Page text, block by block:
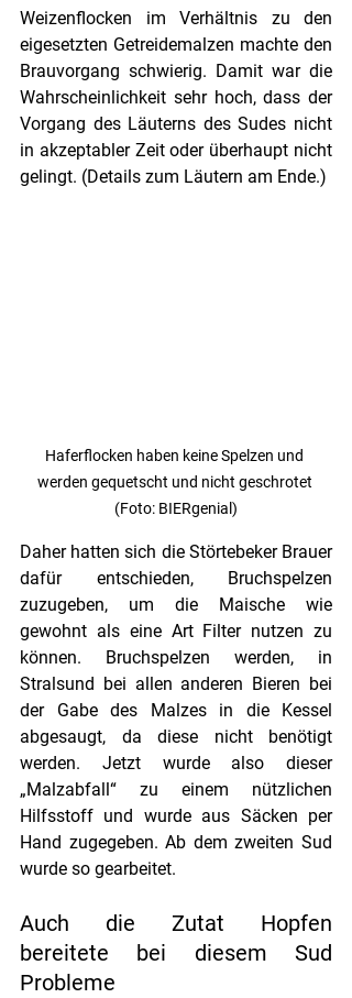
Weizenflocken im Verhältnis zu den
eigesetzten Getreidemalzen machte den
Brauvorgang schwierig. Damit war die
Wahrscheinlichkeit sehr hoch, dass der
Vorgang des Läuterns des Sudes nicht
in akzeptabler Zeit oder überhaupt nicht
gelingt. (Details zum Läutern am Ende.)
Haferflocken haben keine Spelzen und
werden gequetscht und nicht geschrotet
(Foto: BIERgenial)
Daher hatten sich die Störtebeker Brauer
dafür entschieden, Bruchspelzen
zuzugeben, um die Maische wie
gewohnt als eine Art Filter nutzen zu
können. Bruchspelzen werden, in
Stralsund bei allen anderen Bieren bei
der Gabe des Malzes in die Kessel
abgesaugt, da diese nicht benötigt
werden. Jetzt wurde also dieser
„Malzabfall“ zu einem nützlichen
Hilfsstoff und wurde aus Säcken per
Hand zugegeben. Ab dem zweiten Sud
wurde so gearbeitet.
Auch die Zutat Hopfen
bereitete bei diesem Sud
Probleme